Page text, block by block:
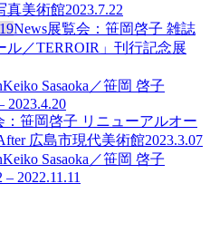
真美術館2023.7.22
News展覧会：笹岡啓子 雑誌
ル／TERROIR」刊行記念展
Keiko Sasaoka／笹岡 啓子
2023.4.20
：笹岡啓子 リニューアルオー
広島市現代美術館2023.3.07
Keiko Sasaoka／笹岡 啓子
– 2022.11.11